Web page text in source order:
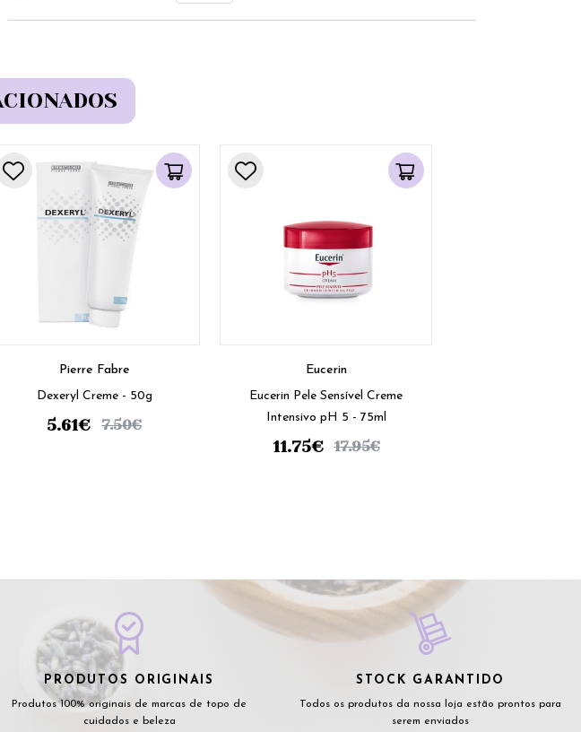
Pierre Fabre
Dexeryl Creme - 50g
5.61€ 7.50€
Eucerin
Eucerin Pele Sensível Creme
Intensivo pH 5 - 75ml
11.75€ 17.95€
PRODUTOS ORIGINAIS
Produtos 100% originais de marcas de topo de
cuidados e beleza
STOCK GARANTIDO
Todos os produtos da nossa loja estão prontos para
serem enviados